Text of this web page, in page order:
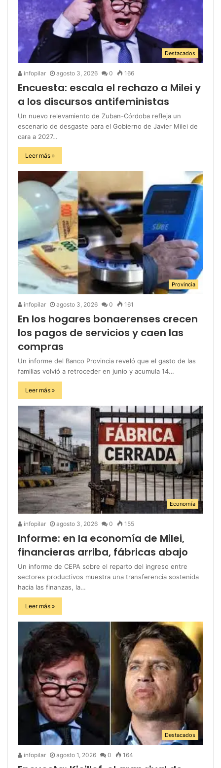
Destacados
infopilar agosto 3, 2026 0 166
Encuesta: escala el rechazo a Milei y
a los discursos antifeministas
Un nuevo relevamiento de Zuban-Córdoba refleja un
escenario de desgaste para el Gobierno de Javier Milei de
cara a 2027…
Leer más »
Provincia
infopilar agosto 3, 2026 0 161
En los hogares bonaerenses crecen
los pagos de servicios y caen las
compras
Un informe del Banco Provincia reveló que el gasto de las
familias volvió a retroceder en junio y acumula 14…
Leer más »
Economía
infopilar agosto 3, 2026 0 155
Informe: en la economía de Milei,
financieras arriba, fábricas abajo
Un informe de CEPA sobre el reparto del ingreso entre
sectores productivos muestra una transferencia sostenida
hacia las finanzas, la…
Leer más »
Destacados
infopilar agosto 1, 2026 0 164